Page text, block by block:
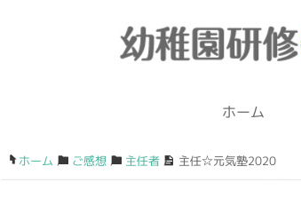
ホーム
ホーム / ご感想 / 主任者 / 主任☆元気塾2020